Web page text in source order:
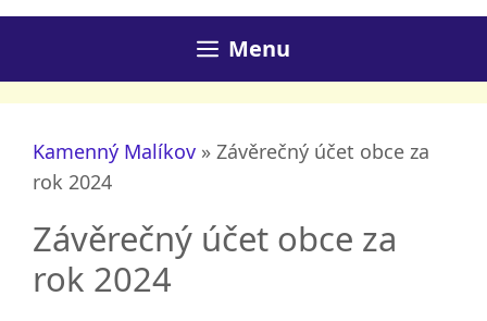
Menu
Kamenný Malíkov » Závěrečný účet obce za
rok 2024
Závěrečný účet obce za
rok 2024